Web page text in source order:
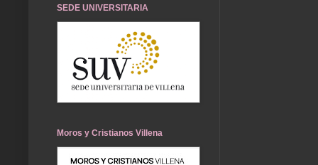
SEDE UNIVERSITARIA
Moros y Cristianos Villena